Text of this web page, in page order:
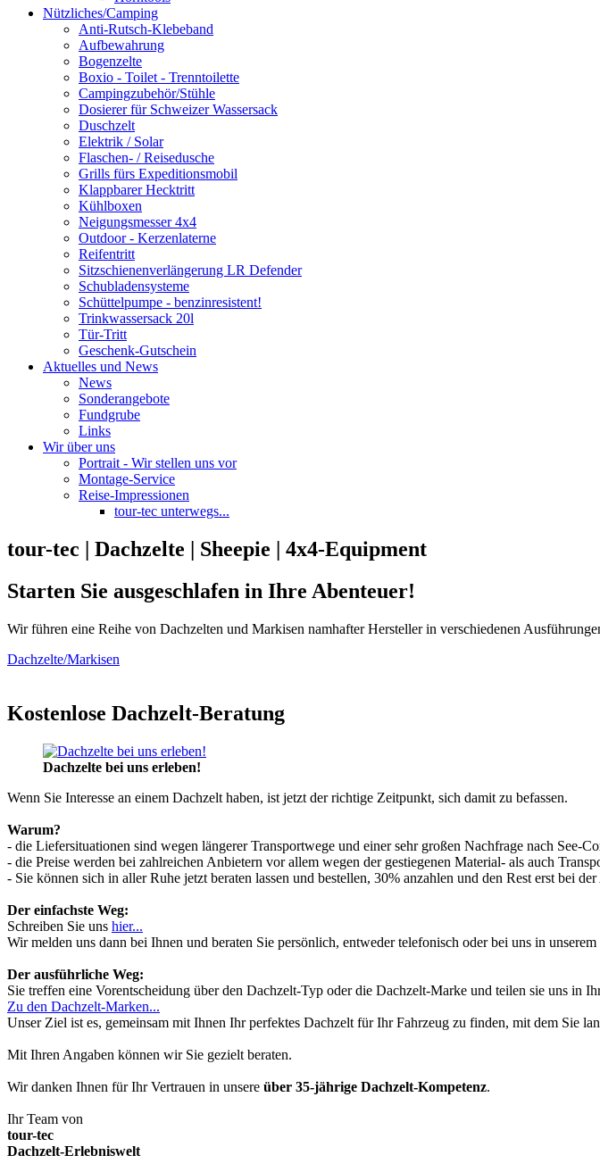
Nützliches/Camping
Anti-Rutsch-Klebeband
Aufbewahrung
Bogenzelte
Boxio - Toilet - Trenntoilette
Campingzubehör/Stühle
Dosierer für Schweizer Wassersack
Duschzelt
Elektrik / Solar
Flaschen- / Reisedusche
Grills fürs Expeditionsmobil
Klappbarer Hecktritt
Kühlboxen
Neigungsmesser 4x4
Outdoor - Kerzenlaterne
Reifentritt
Sitzschienenverlängerung LR Defender
Schubladensysteme
Schüttelpumpe - benzinresistent!
Trinkwassersack 20l
Tür-Tritt
Geschenk-Gutschein
Aktuelles und News
News
Sonderangebote
Fundgrube
Links
Wir über uns
Portrait - Wir stellen uns vor
Montage-Service
Reise-Impressionen
tour-tec unterwegs...
tour-tec | Dachzelte | Sheepie | 4x4-Equipment
Starten Sie ausgeschlafen in Ihre Abenteuer!
Wir führen eine Reihe von Dachzelten und Markisen namhafter Hersteller in verschiedenen
Dachzelte/Markisen
Kostenlose Dachzelt-Beratung
Dachzelte bei uns erleben!
Wenn Sie Interesse an einem Dachzelt haben, ist jetzt der richtige Zeitpunkt, sich damit zu befassen.
Warum?
- die Liefersituationen sind wegen längerer Transportwege und einer sehr großen Nachfrage nach See-
- die Preise werden bei zahlreichen Anbietern vor allem wegen der gestiegenen Material- als auch
- Sie können sich in aller Ruhe jetzt beraten lassen und bestellen, 30% anzahlen und den Rest erst bei
Der einfachste Weg:
Schreiben Sie uns hier...
Wir melden uns dann bei Ihnen und beraten Sie persönlich, entweder telefonisch oder bei uns in
Der ausführliche Weg:
Sie treffen eine Vorentscheidung über den Dachzelt-Typ oder die Dachzelt-Marke und teilen sie uns in
Zu den Dachzelt-Marken...
Unser Ziel ist es, gemeinsam mit Ihnen Ihr perfektes Dachzelt für Ihr Fahrzeug zu finden, mit dem Sie
Mit Ihren Angaben können wir Sie gezielt beraten.
Wir danken Ihnen für Ihr Vertrauen in unsere über 35-jährige Dachzelt-Kompetenz.
Ihr Team von
tour-tec
Dachzelt-Erlebniswelt